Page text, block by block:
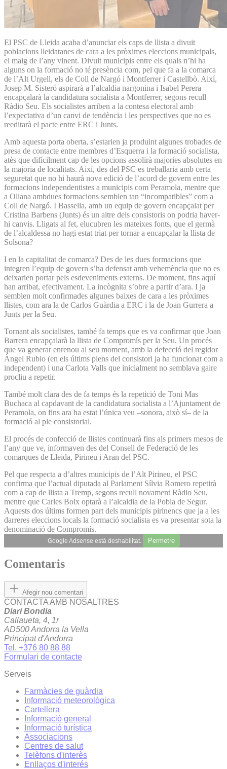
El PSC de Lleida acaba d’anunciar els caps de llista a divuit
poblacions lleidatanes de cara a les pròximes eleccions municipals,
el maig de l’any vinent. Divuit municipis entre els quals n’hi ha
alguns on la formació no té presència com, pel que fa a la comarca
de l’Alt Urgell, els de Coll de Nargó i Montferrer i Castellbò. Així,
Josep M. Sisteró aspirarà a l’alcaldia nargonina i Isabel Perera
encapçalarà la candidatura socialista a Montferrer, segons recull
Ràdio Seu. Els socialistes arriben a la contesa electoral amb
l’expectativa d’un canvi de tendència i les perspectives que no es
reeditarà el pacte entre ERC i Junts.
Amb aquesta porta oberta, s’estarien ja produint algunes trobades de
presa de contacte entre membres d’Esquerra i la formació socialista,
atès que difícilment cap de les opcions assolirà majories absolutes en
la majoria de localitats. Així, des del PSC es treballaria amb certa
seguretat que no hi haurà nova edició de l’acord de govern entre les
formacions independentistes a municipis com Peramola, mentre que
a Oliana ambdues formacions semblen tan “incompatibles” com a
Coll de Nargó. I Bassella, amb un equip de govern encapçalat per
Cristina Barbens (Junts) és un altre dels consistoris on podria haver-
hi canvis. Lligats al fet, elucubren les mateixes fonts, que el germà
de l’alcaldessa no hagi estat triat per tornar a encapçalar la llista de
Solsona?
I en la capitalitat de comarca? Des de les dues formacions que
integren l’equip de govern s’ha defensat amb vehemència que no es
deixarien portar pels esdeveniments externs. De moment, fins aquí
han arribat, efectivament. La incògnita s’obre a partir d’ara. I ja
semblen molt confirmades algunes baixes de cara a les pròximes
llistes, com ara la de Carlos Guàrdia a ERC i la de Joan Gurrera a
Junts per la Seu.
Tornant als socialistes, també fa temps que es va confirmar que Joan
Barrera encapçalarà la llista de Compromís per la Seu. Un procés
que va generar enrenou al seu moment, amb la defecció del regidor
Àngel Rubio (en els últims plens del consistori ja ha funcionat com a
independent) i una Carlota Valls que inicialment no semblava gaire
procliu a repetir.
També molt clara des de fa temps és la repetició de Toni Mas
Buchaca al capdavant de la candidatura socialista a l’Ajuntament de
Peramola, on fins ara ha estat l’única veu –sonora, això sí– de la
formació al ple consistorial.
El procés de confecció de llistes continuarà fins als primers mesos de
l’any que ve, informaven des del Consell de Federació de les
comarques de Lleida, Pirineu i Aran del PSC.
Pel que respecta a d’altres municipis de l’Alt Pirineu, el PSC
confirma que l’actual diputada al Parlament Sílvia Romero repetirà
com a cap de llista a Tremp, segons recull novament Ràdio Seu,
mentre que Carles Boix optarà a l’alcaldia de la Pobla de Segur.
Aquests dos últims formen part dels municipis pirinencs que ja a les
darreres eleccions locals la formació socialista es va presentar sota la
denominació de Compromís.
Google Adsense està deshabilitat. Permetre
Comentaris
Afegir nou comentari
CONTACTA AMB NOSALTRES
Diari Bondia
Callaueta, 4, 1r
AD500 Andorra la Vella
Principat d'Andorra
Tel. +376 80 88 88
Formulari de contacte
Serveis
Farmàcies de guàrdia
Informació meteorològica
Cartellera
Informació general
Informació turística
Associacions
Centres de salut
Telèfons d'interès
Enllaços d'interés